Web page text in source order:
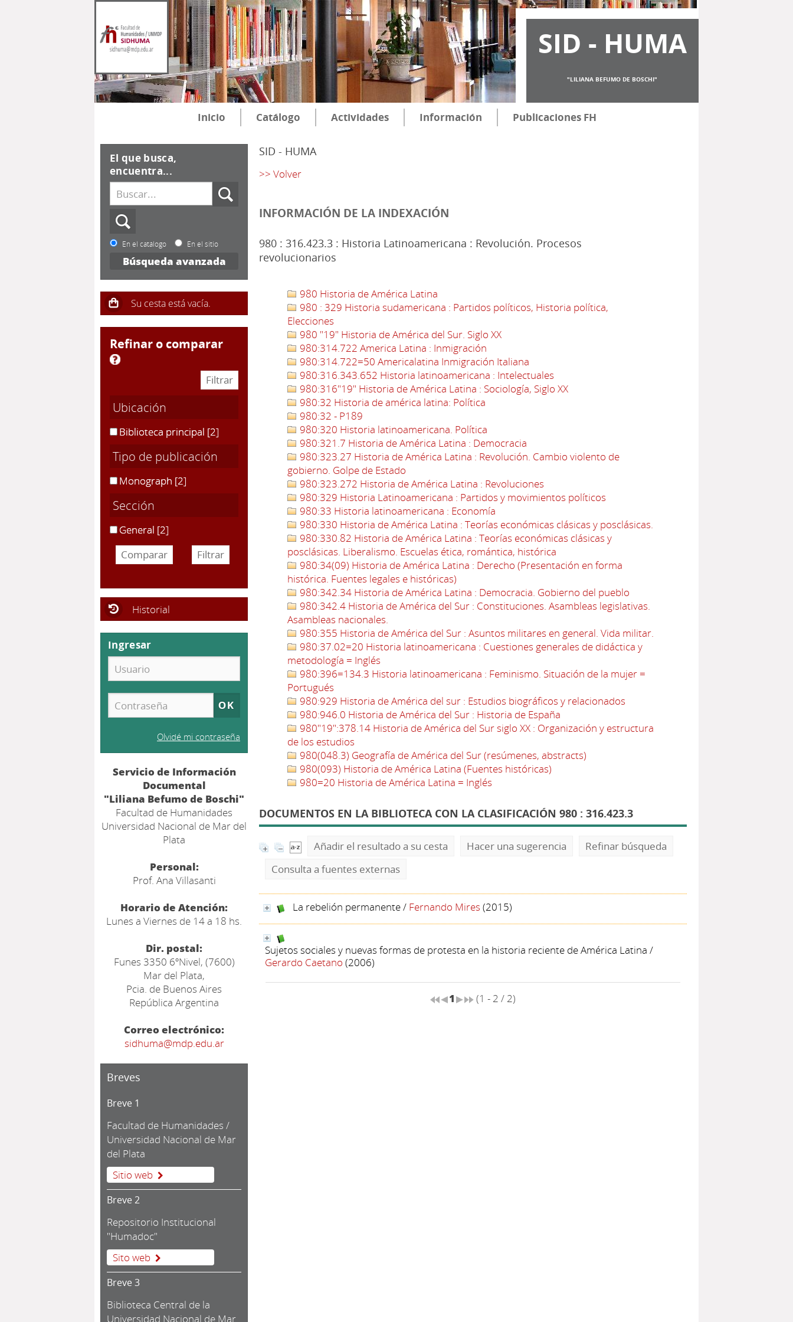
SID - HUMA
"LILIANA BEFUMO DE BOSCHI"
Inicio Catálogo Actividades Información Publicaciones FH
SID - HUMA
>> Volver
INFORMACIÓN DE LA INDEXACIÓN
980 : 316.423.3 : Historia Latinoamericana : Revolución. Procesos
revolucionarios
980 Historia de América Latina
980 : 329 Historia sudamericana : Partidos políticos, Historia política,
Elecciones
980 "19" Historia de América del Sur. Siglo XX
980:314.722 America Latina : Inmigración
980:314.722=50 Americalatina Inmigración Italiana
980:316.343.652 Historia latinoamericana : Intelectuales
980:316"19" Historia de América Latina : Sociología, Siglo XX
980:32 Historia de américa latina: Política
980:32 - P189
980:320 Historia latinoamericana. Política
980:321.7 Historia de América Latina : Democracia
980:323.27 Historia de América Latina : Revolución. Cambio violento de
gobierno. Golpe de Estado
980:323.272 Historia de América Latina : Revoluciones
980:329 Historia Latinoamericana : Partidos y movimientos políticos
980:33 Historia latinoamericana : Economía
980:330 Historia de América Latina : Teorías económicas clásicas y posclásicas.
980:330.82 Historia de América Latina : Teorías económicas clásicas y
posclásicas. Liberalismo. Escuelas ética, romántica, histórica
980:34(09) Historia de América Latina : Derecho (Presentación en forma
histórica. Fuentes legales e históricas)
980:342.34 Historia de América Latina : Democracia. Gobierno del pueblo
980:342.4 Historia de América del Sur : Constituciones. Asambleas legislativas.
Asambleas nacionales.
980:355 Historia de América del Sur : Asuntos militares en general. Vida militar.
980:37.02=20 Historia latinoamericana : Cuestiones generales de didáctica y
metodología = Inglés
980:396=134.3 Historia latinoamericana : Feminismo. Situación de la mujer =
Portugués
980:929 Historia de América del sur : Estudios biográficos y relacionados
980:946.0 Historia de América del Sur : Historia de España
980"19":378.14 Historia de América del Sur siglo XX : Organización y estructura
de los estudios
980(048.3) Geografía de América del Sur (resúmenes, abstracts)
980(093) Historia de América Latina (Fuentes históricas)
980=20 Historia de América Latina = Inglés
DOCUMENTOS EN LA BIBLIOTECA CON LA CLASIFICACIÓN 980 : 316.423.3
Añadir el resultado a su cesta Hacer una sugerencia
Refinar búsqueda
Consulta a fuentes externas
La rebelión permanente/ Fernando Mires (2015)
Sujetos sociales y nuevas formas de protesta en la historia reciente de América Latina /
Gerardo Caetano (2006)
1 (1 - 2 / 2)
El que busca,
encuentra...
En el catálogo En el sitio
Búsqueda avanzada
refinar o comparar
Ubicación
Biblioteca principal [2]
Tipo de publicación
Monograph [2]
Sección
General [2]
Historial
Ingresar
Olvidé mi contraseña
Servicio de Información
Documental
"Liliana Befumo de Boschi"
Facultad de Humanidades
Universidad Nacional de Mar del
Plata
Personal:
Prof. Ana Villasanti
Horario de Atención:
Lunes a Viernes de 14 a 18 hs.
Dir. postal:
Funes 3350 6ºNivel, (7600)
Mar del Plata,
Pcia. de Buenos Aires
República Argentina
Correo electrónico:
sidhuma@mdp.edu.ar
Breves
Breve 1
Facultad de Humanidades /
Universidad Nacional de Mar
del Plata
Sitio web
Breve 2
Repositorio Institucional
"Humadoc"
Sito web
Breve 3
Biblioteca Central de la
Universidad Nacional de Mar